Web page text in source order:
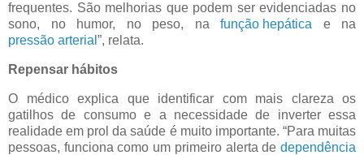
frequentes. São melhorias que podem ser evidenciadas no
sono, no humor, no peso, na função hepática e na
pressão arterial ”, relata.
Repensar hábitos
O médico explica que identificar com mais clareza os
gatilhos de consumo e a necessidade de inverter essa
realidade em prol da saúde é muito importante. “Para muitas
pessoas, funciona como um primeiro alerta de dependência